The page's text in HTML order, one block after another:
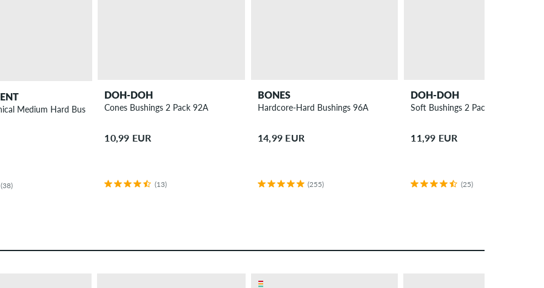
Medium Hard Bushings 92A
(38)
DOH-DOH
Cones Bushings 2 Pack 92A
10,99 EUR
(13)
BONES
Hardcore-Hard Bushings 96A
14,99 EUR
(255)
DOH-DOH
Soft Bushings 2 Pack 88A
11,99 EUR
(25)